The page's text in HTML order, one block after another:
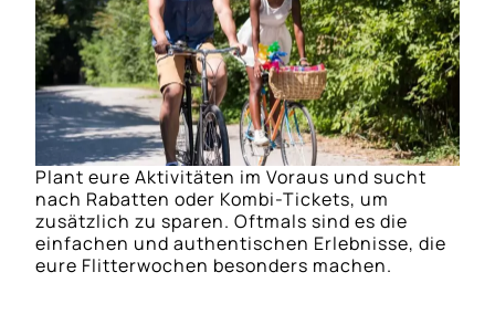
Plant eure Aktivitäten im Voraus und sucht
nach Rabatten oder Kombi-Tickets, um
zusätzlich zu sparen. Oftmals sind es die
einfachen und authentischen Erlebnisse, die
eure Flitterwochen besonders machen.